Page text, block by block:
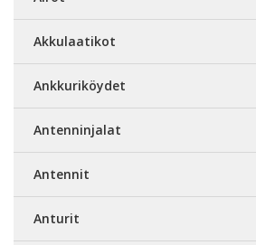
Akkulaatikot
Ankkuriköydet
Antenninjalat
Antennit
Anturit